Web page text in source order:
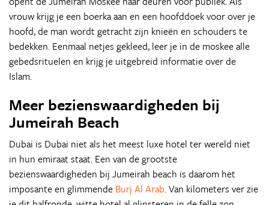
vrouw krijg je een boerka aan en een hoofddoek voor over je
hoofd, de man wordt getracht zijn knieën en schouders te
bedekken. Eenmaal netjes gekleed, leer je in de moskee alle
gebedsrituelen en krijg je uitgebreid informatie over de
Islam.
Meer bezienswaardigheden bij
Jumeirah Beach
Dubai is Dubai niet als het meest luxe hotel ter wereld niet
in hun emiraat staat. Een van de grootste
bezienswaardigheden bij Jumeirah beach is daarom het
imposante en glimmende Burj Al Arab. Van kilometers ver zie